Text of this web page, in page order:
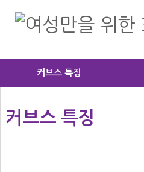
커브스 특징
커브스 특징